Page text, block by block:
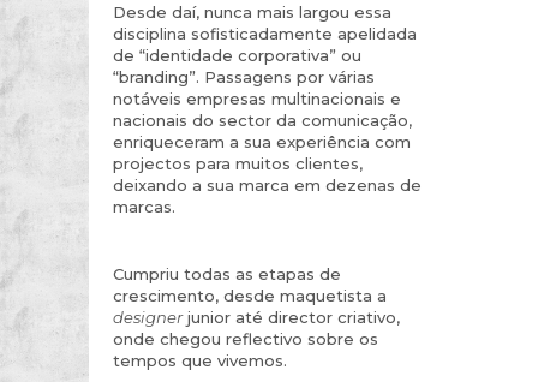
Desde daí, nunca mais largou essa
disciplina sofisticadamente apelidada
de “identidade corporativa” ou
“branding”. Passagens por várias
notáveis empresas multinacionais e
nacionais do sector da comunicação,
enriqueceram a sua experiência com
projectos para muitos clientes,
deixando a sua marca em dezenas de
marcas.
Cumpriu todas as etapas de
crescimento, desde maquetista a
designerjunior até director criativo,
onde chegou reflectivo sobre os
tempos que vivemos.